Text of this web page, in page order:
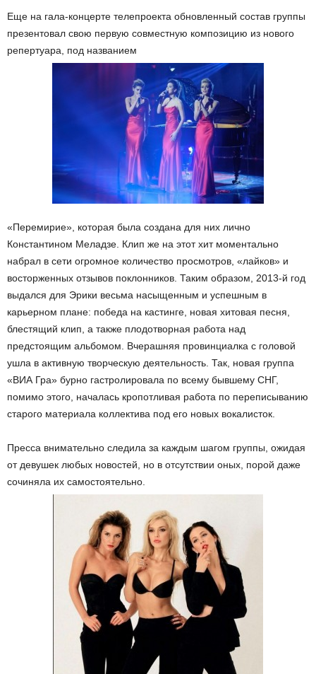
Еще на гала-концерте телепроекта обновленный состав группы
презентовал свою первую совместную композицию из нового
репертуара, под названием
«Перемирие», которая была создана для них лично
Константином Меладзе. Клип же на этот хит моментально
набрал в сети огромное количество просмотров, «лайков» и
восторженных отзывов поклонников. Таким образом, 2013-й год
выдался для Эрики весьма насыщенным и успешным в
карьерном плане: победа на кастинге, новая хитовая песня,
блестящий клип, а также плодотворная работа над
предстоящим альбомом. Вчерашняя провинциалка с головой
ушла в активную творческую деятельность. Так, новая группа
«ВИА Гра» бурно гастролировала по всему бывшему СНГ,
помимо этого, началась кропотливая работа по переписыванию
старого материала коллектива под его новых вокалисток.
Пресса внимательно следила за каждым шагом группы, ожидая
от девушек любых новостей, но в отсутствии оных, порой даже
сочиняла их самостоятельно.